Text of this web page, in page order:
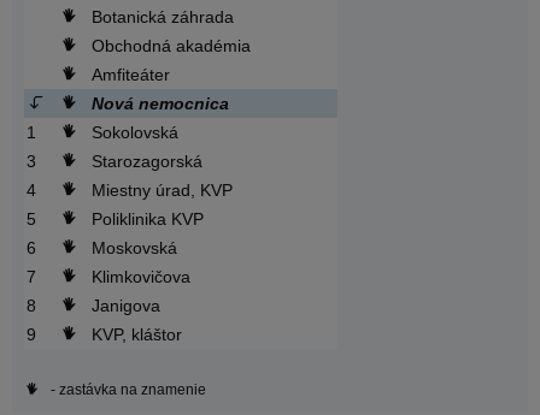
Botanická záhrada
Obchodná akadémia
Amfiteáter
Nová nemocnica
1
Sokolovská
3
Starozagorská
4
Miestny úrad, KVP
5
Poliklinika KVP
6
Moskovská
7
Klimkovičova
8
Janigova
9
KVP, kláštor
- zastávka na znamenie